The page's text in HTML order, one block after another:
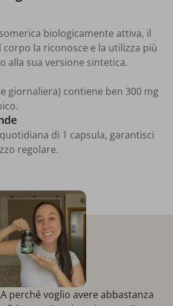
biologicamente attiva, il
corpo la riconosce e la utilizza più
alla sua versione sintetica.
giornaliera) contiene ben 300 mg
di 1 capsula, garantisci
regolare.
perché voglio avere abbastanza